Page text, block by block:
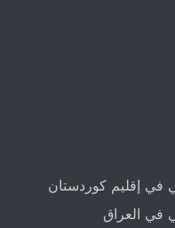
في إقليم كوردستان
في العراق